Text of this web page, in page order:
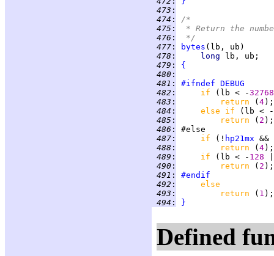
473 :
474 :
/*
475 :
* Return the
476 :
*/
477 : bytes
478 : long
479 :
{
480 :
481 : #ifndef DEBUG
482 : if (lb < -
483 : return ( 4
484 : else if
(lb < -
485 : return ( 2
486 :
487 : if (! hp21mx
488 : return ( 4
489 : if (lb < - 128
490 : return ( 2
491 :
#endif
492 :
else
493 : return ( 1
494 : }
Defined